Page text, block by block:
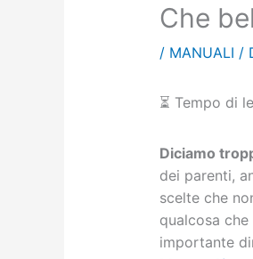
Che
/ MANUALI /
⏳ Tempo di
Diciamo
dei parenti,
scelte che
qualcosa
importante